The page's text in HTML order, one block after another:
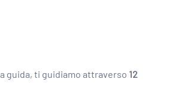
guida, ti guidiamo attraverso 12